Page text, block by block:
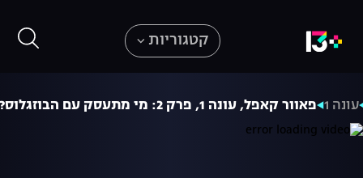
קטגוריות
עונה 1 פאוור קאפל, עונה 1, פרק 2: מי מתעסק עם הבוזגלוס?